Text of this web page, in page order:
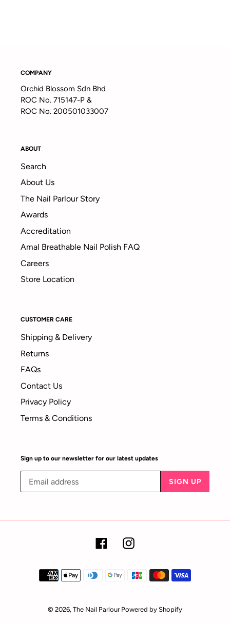
COMPANY
Orchid Blossom Sdn Bhd
ROC No. 715147-P &
ROC No. 200501033007
ABOUT
Search
About Us
The Nail Parlour Story
Awards
Accreditation
Amal Breathable Nail Polish FAQ
Careers
Store Location
CUSTOMER CARE
Shipping & Delivery
Returns
FAQs
Contact Us
Privacy Policy
Terms & Conditions
Sign up to our newsletter for our latest updates
SIGN UP
FacebookInstagram
Payment
© 2026, The Nail Parlour Powered by Shopify